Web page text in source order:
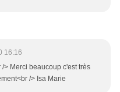
16:16
> Merci beaucoup c'est très
/> Isa Marie